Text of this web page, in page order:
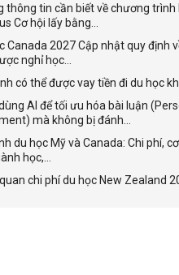
thông tin cần biết về chương trình
Cơ hội lấy bằng...
Canada 2027 Cập nhật quy định
nghỉ học...
có thể được vay tiền đi du học
AI để tối ưu hóa bài luận
mà không bị đánh...
du học Mỹ và Canada: Chi phí,
học,...
chi phí du học New Zealand